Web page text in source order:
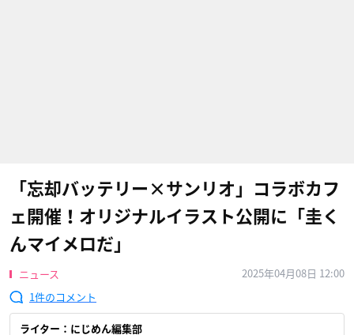
「忘却バッテリー×サンリオ」コラボカフ
ェ開催！オリジナルイラスト公開に「圭く
んマイメロだ」
ニュース
2025年04月08日 12:00
1
ライター：にじめん編集部